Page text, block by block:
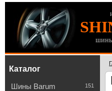
Каталог
151
Шины Barum